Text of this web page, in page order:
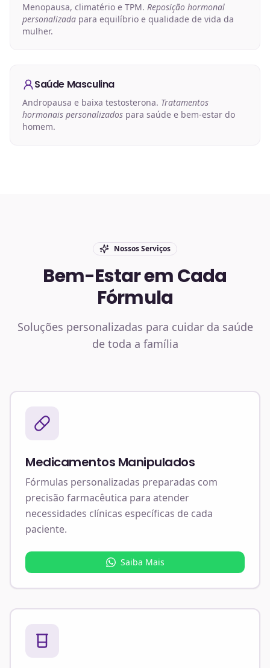
Menopausa, climatério e TPM. Reposição hormonal
personalizada para equilíbrio e qualidade de vida da
mulher.
Saúde Masculina
Andropausa e baixa testosterona. Tratamentos
hormonais personalizados para saúde e bem-estar do
homem.
Nossos Serviços
Bem-Estar em Cada
Fórmula
Soluções personalizadas para cuidar da saúde
de toda a família
Medicamentos Manipulados
Fórmulas personalizadas preparadas com
precisão farmacêutica para atender
necessidades clínicas específicas de cada
paciente.
Saiba Mais